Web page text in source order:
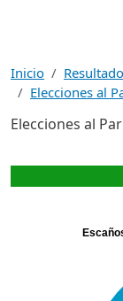
Inicio
Elecciones al
Elecciones al